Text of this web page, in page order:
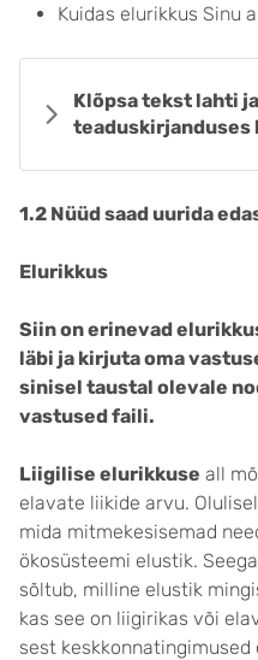
Kuidas elurikkus Sinu
Klõpsa tekst lahti
teaduskirjanduses
1.2 Nüüd saad uurida
Elurikkus
Siin on erinevad
läbi ja kirjuta oma
sinisel taustal olevale
vastused faili.
Liigilise elurikkuse all
elavate liikide arvu.
mida mitmekesisemad
ökosüsteemi elustik.
sõltub, milline elustik
kas see on liigirikas või
sest keskkonnatingimused